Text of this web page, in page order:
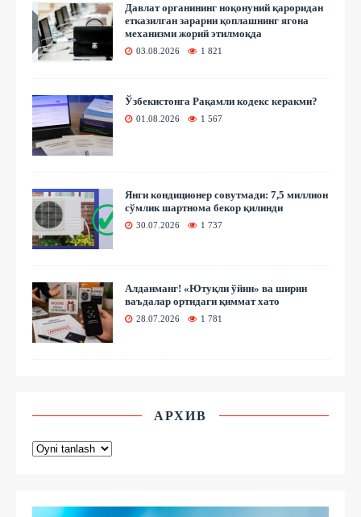
Давлат органининг ноқонуний қароридан
етказилган зарарни қоплашнинг ягона
механизми жорий этилмоқда
03.08.2026 1 821
Ўзбекистонга Рақамли кодекс керакми?
01.08.2026 1 567
Янги кондиционер совутмади: 7,5 миллион
сўмлик шартнома бекор қилинди
30.07.2026 1 737
Алданманг! «Ютуқли ўйин» ва ширин
ваъдалар ортидаги қиммат хато
28.07.2026 1 781
АРХИВ